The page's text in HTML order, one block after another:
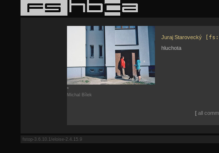
*
Michal Bílek
Juraj Starovecký
hluchota
[ all
fstop-3.6.10.1/eloise-2.4.15.9